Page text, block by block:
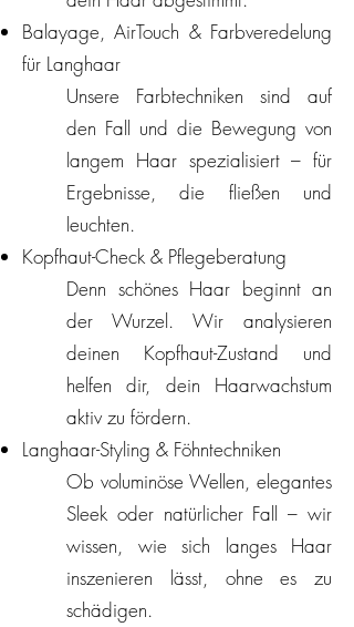
Balayage, AirTouch & Farbveredelung
für Langhaar
Unsere Farbtechniken sind auf
den Fall und die Bewegung von
langem Haar spezialisiert – für
Ergebnisse, die fließen und
leuchten.
Kopfhaut-Check & Pflegeberatung
Denn schönes Haar beginnt an
der Wurzel. Wir analysieren
deinen Kopfhaut-Zustand und
helfen dir, dein Haarwachstum
aktiv zu fördern.
Langhaar-Styling & Föhntechniken
Ob voluminöse Wellen, elegantes
Sleek oder natürlicher Fall – wir
wissen, wie sich langes Haar
inszenieren lässt, ohne es zu
schädigen.